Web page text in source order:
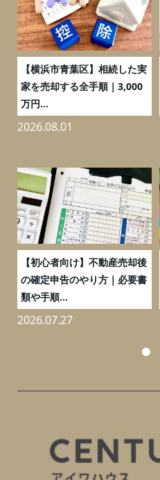
【横浜市青葉区】相続した実
家を売却する全手順｜3,000
万円...
2026.08.01
【初心者向け】不動産売却後
の確定申告のやり方｜必要書
類や手順...
2026.07.27